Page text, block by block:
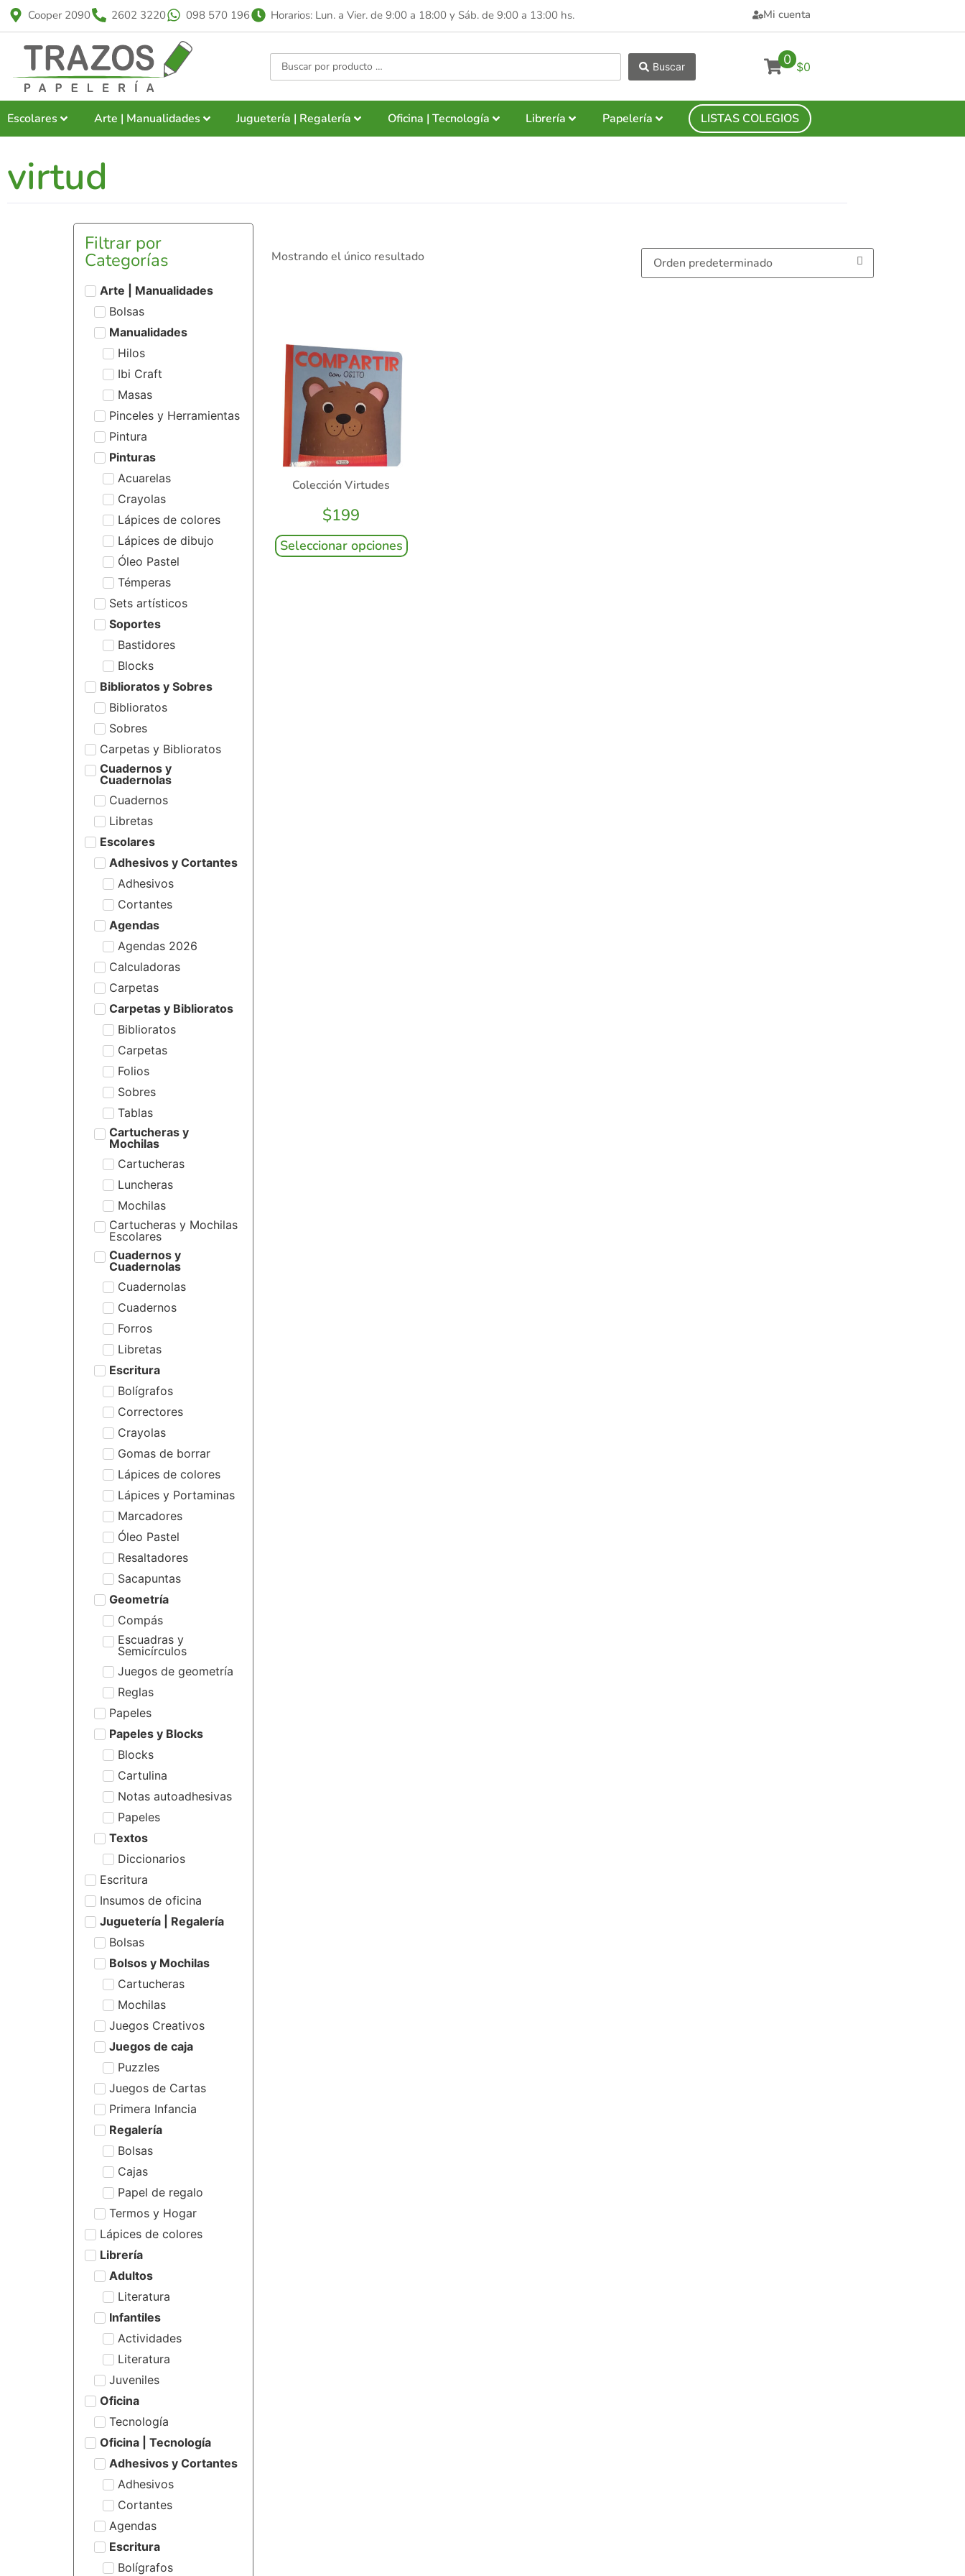
Cooper 2090 2602 3220 098 570 196 Horarios: Lun. a Vier. de 9:00 a 18:00 y Sáb. de 9:00 a 13:00 hs. Mi cuenta
Buscar 0 $0
Escolares Arte | Manualidades Juguetería | Regalería Oficina | Tecnología Librería Papelería LISTAS COLEGIOS
virtud
Filtrar por
Categorías
Arte | Manualidades
Bolsas
Manualidades
Hilos
Ibi Craft
Masas
Pinceles y Herramientas
Pintura
Pinturas
Acuarelas
Crayolas
Lápices de colores
Lápices de dibujo
Óleo Pastel
Témperas
Sets artísticos
Soportes
Bastidores
Blocks
Biblioratos y Sobres
Biblioratos
Sobres
Carpetas y Biblioratos
Cuadernos y
Cuadernolas
Cuadernos
Libretas
Escolares
Adhesivos y Cortantes
Adhesivos
Cortantes
Agendas
Agendas 2026
Calculadoras
Carpetas
Carpetas y Biblioratos
Biblioratos
Carpetas
Folios
Sobres
Tablas
Cartucheras y
Mochilas
Cartucheras
Luncheras
Mochilas
Cartucheras y Mochilas
Escolares
Cuadernos y
Cuadernolas
Cuadernolas
Cuadernos
Forros
Libretas
Escritura
Bolígrafos
Correctores
Crayolas
Gomas de borrar
Lápices de colores
Lápices y Portaminas
Marcadores
Óleo Pastel
Resaltadores
Sacapuntas
Geometría
Compás
Escuadras y
Semicírculos
Juegos de geometría
Reglas
Papeles
Papeles y Blocks
Blocks
Cartulina
Notas autoadhesivas
Papeles
Textos
Diccionarios
Escritura
Insumos de oficina
Juguetería | Regalería
Bolsas
Bolsos y Mochilas
Cartucheras
Mochilas
Juegos Creativos
Juegos de caja
Puzzles
Juegos de Cartas
Primera Infancia
Regalería
Bolsas
Cajas
Papel de regalo
Termos y Hogar
Lápices de colores
Librería
Adultos
Literatura
Infantiles
Actividades
Literatura
Juveniles
Oficina
Tecnología
Oficina | Tecnología
Adhesivos y Cortantes
Adhesivos
Cortantes
Agendas
Escritura
Bolígrafos
Mostrando el único resultado
Colección Virtudes
$199
Seleccionar opciones